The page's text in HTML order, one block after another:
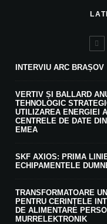
INTERVIU ARC BRAȘOV
VERTIV ȘI BALLARD
TEHNOLOGIC
UTILIZAREA ENERGIEI
CENTRELE DE DATE
EMEA
SKF AXIOS: PRIMA
ECHIPAMENTELE
TRANSFORMATOARE
PENTRU CERINȚELE
DE ALIMENTARE
MURRELEKTRONIK